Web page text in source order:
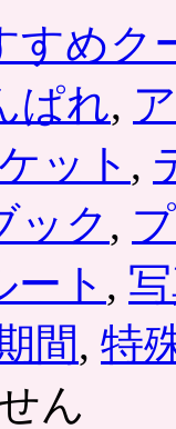
すめク
ぱれ,
ット ,
ック ,
ート ,
間, 特
ん